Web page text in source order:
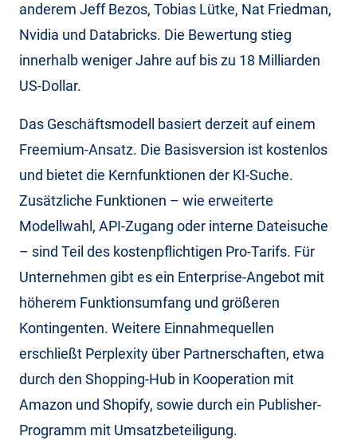
anderem Jeff Bezos, Tobias Lütke, Nat Friedman,
Nvidia und Databricks. Die Bewertung stieg
innerhalb weniger Jahre auf bis zu 18 Milliarden
US-Dollar.
Das Geschäftsmodell basiert derzeit auf einem
Freemium-Ansatz. Die Basisversion ist kostenlos
und bietet die Kernfunktionen der KI-Suche.
Zusätzliche Funktionen – wie erweiterte
Modellwahl, API-Zugang oder interne Dateisuche
– sind Teil des kostenpflichtigen Pro-Tarifs. Für
Unternehmen gibt es ein Enterprise-Angebot mit
höherem Funktionsumfang und größeren
Kontingenten. Weitere Einnahmequellen
erschließt Perplexity über Partnerschaften, etwa
durch den Shopping-Hub in Kooperation mit
Amazon und Shopify, sowie durch ein Publisher-
Programm mit Umsatzbeteiligung.